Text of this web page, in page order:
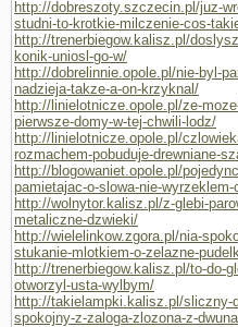
http://dobreszoty.szczecin.pl/juz-
studni-to-krotkie-milczenie-cos-
http://trenerbiegow.kalisz.pl/
konik-uniosl-go-w/
http://dobrelinnie.opole.pl/nie-byl-
nadzieja-takze-a-on-krzyknal/
http://linielotnicze.opole.pl/ze-
pierwsze-domy-w-tej-chwili-lodz/
http://linielotnicze.opole.pl/
rozmachem-pobuduje-drewniane-
http://blogowaniet.opole.pl/
pamietajac-o-slowa-nie-
http://wolnytor.kalisz.pl/z-glebi-
metaliczne-dzwieki/
http://wielelinkow.zgora.pl/nia-
stukanie-mlotkiem-o-zelazne-
http://trenerbiegow.kalisz.pl/to-do-
otworzyl-usta-wylbym/
http://takielampki.kalisz.pl/sliczny-
spokojny-z-zaloga-zlozona-z-